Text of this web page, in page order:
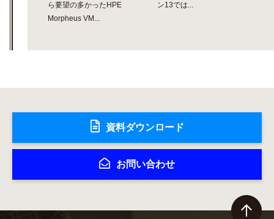
ら要望の多かったHPE
Morpheus VM...
ン13では...
資料ダウンロード
お問い合わせ